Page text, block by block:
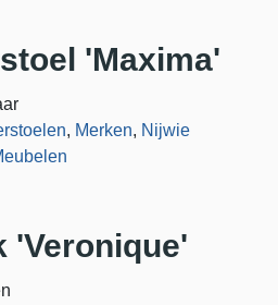
'Maxima'
, Merken, Nijwie
'Veronique'